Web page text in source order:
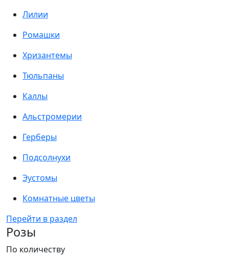
Лилии
Ромашки
Хризантемы
Тюльпаны
Каллы
Альстромерии
Герберы
Подсолнухи
Эустомы
Комнатные цветы
Перейти в раздел
Розы
По количеству